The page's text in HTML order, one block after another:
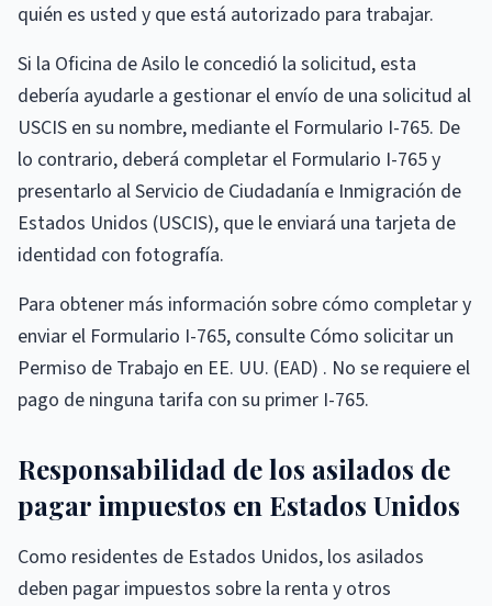
quién es usted y que está autorizado para trabajar.
Si la Oficina de Asilo le concedió la solicitud, esta
debería ayudarle a gestionar el envío de una solicitud al
USCIS en su nombre, mediante el Formulario I-765. De
lo contrario, deberá completar el Formulario I-765 y
presentarlo al Servicio de Ciudadanía e Inmigración de
Estados Unidos (USCIS), que le enviará una tarjeta de
identidad con fotografía.
Para obtener más información sobre cómo completar y
enviar el Formulario I-765, consulte Cómo solicitar un
Permiso de Trabajo en EE. UU. (EAD) . No se requiere el
pago de ninguna tarifa con su primer I-765.
Responsabilidad de los asilados de
pagar impuestos en Estados Unidos
Como residentes de Estados Unidos, los asilados
deben pagar impuestos sobre la renta y otros